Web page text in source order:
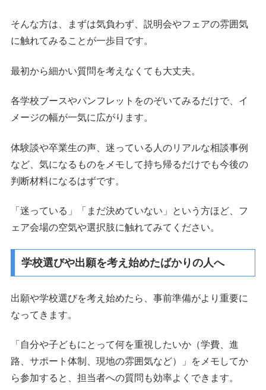
そんな方は、まずは気負わず、説明会やフェアの雰囲気
に触れてみることが一歩目です。
最初から細かい質問を考えなくても大丈夫。
各学校ブースやパンフレットをのぞいてみるだけで、イ
メージの幅が一気に広がります。
体験談や卒業生の声、迷っている人のリアルな相談事例
など、気になるものをメモして持ち帰るだけでも今後の
判断材料になるはずです。
「迷っている」「まだ決めていない」という方ほど、フ
ェア会場の空気や選択肢に触れてみてください。
学校選びや出願を考え始めたばかりの人へ
出願や学校選びを考え始めたら、事前準備がより重要に
なってきます。
「自分や子どもにとって何を重視したいか（学費、進
路、サポート体制、現地の雰囲気など）」をメモしてか
ら参加すると、担当者への質問も効率よくできます。